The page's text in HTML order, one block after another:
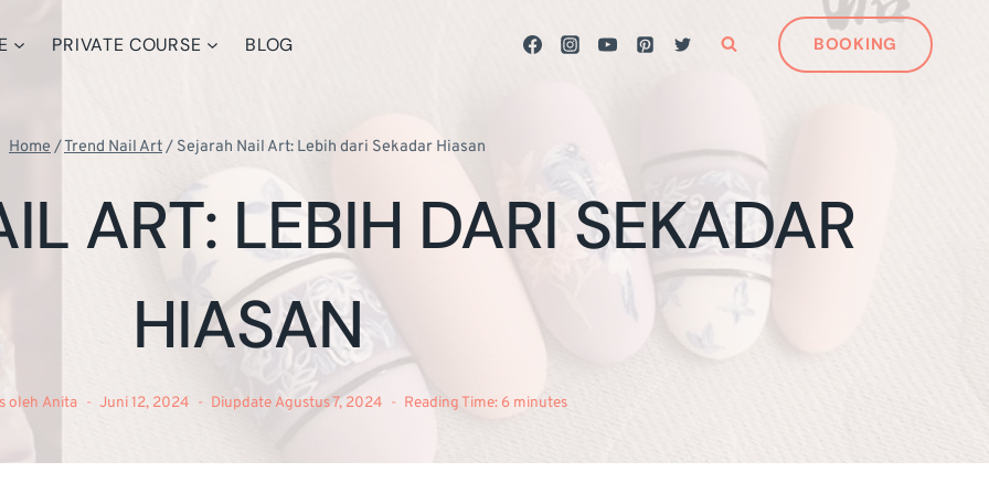
PRIVATE COURSE BLOG BOOKING
Home/Trend Nail Art/ Sejarah Nail Art: Lebih dari Sekadar Hiasan
ART: LEBIH DARI SEKADAR
HIASAN
oleh Anita Juni 12, 2024 Diupdate Agustus 7, 2024 Reading Time: 6 minutes